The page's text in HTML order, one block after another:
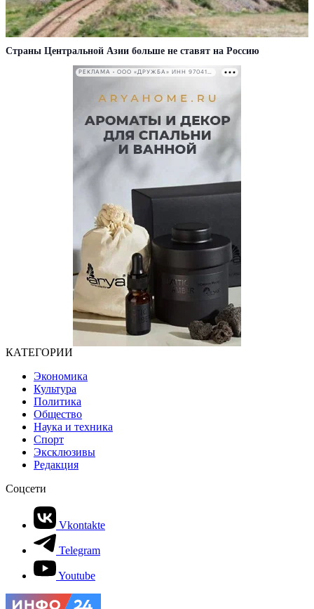
Страны Центральной Азии больше не ставят на Россию
РЕКЛАМА • ООО «ДРУЖБА» ИНН 9704146411
КАТЕГОРИИ
Экономика
Культура
Политика
Общество
Наука и техника
Спорт
Эксклюзивы
Редакция
Соцсети
Vkontakte
Telegram
Youtube